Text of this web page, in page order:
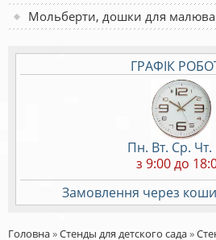
Мольберти, дошки для
ГРАФІК
Пн. Вт. Ср. Чт.
з 9:00 до
Замовлення через
Головна»Стенды для детского сада»